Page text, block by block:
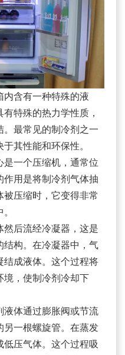
含有一种特殊的液
特殊的热力学性质，
。最常见的制冷剂之一
其性能和环保性。
一个压缩机，通常位
作用是将制冷剂气体抽
被压缩时，它变得非常
后流经冷凝器，这是
结构。在冷凝器中，气
结成液体。这个过程将
境，使制冷剂冷却下
体通过膨胀阀或节流
另一根螺旋管。在蒸发
压气体。这个过程吸